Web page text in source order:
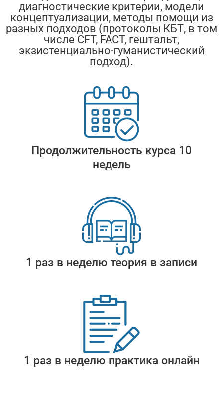
диагностические критерии, модели
концептуализации, методы помощи из
разных подходов (протоколы КБТ, в том
числе CFT, FACT, гештальт,
экзистенциально-гуманистический
подход).
Продолжительность курса 10
недель
1 раз в неделю теория в записи
1 раз в неделю практика онлайн